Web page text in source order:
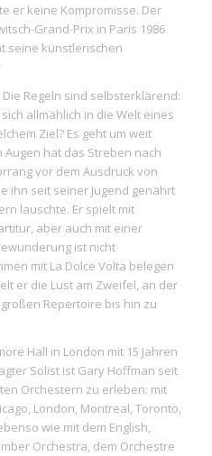
er keine Kompromisse. Der
Grand-Prix in Paris 1986
seine künstlerischen
Regeln sind selbsterklärend:
allmählich in die Welt eines
Ziel? Es geht um weit
hat das Streben nach
vor dem Ausdruck von
ihn seit seiner Jugend genährt
lauschte. Er spielt mit
aber auch mit einer
ist nicht
mit La Dolce Volta belegen
er die Lust am Zweifel, an der
Repertoire bis hin zu
Hall in London mit 15 Jahren
Solist ist Gary Hoffman seit
Orchestern zu erleben: mit
London, Montreal, Toronto,
wie mit dem English,
Orchestra, dem Orchestre